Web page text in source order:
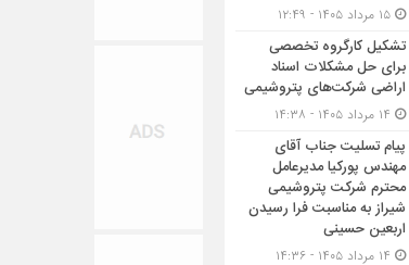
تشکیل کارگروه تخصصی
برای حل مشکلات اسناد
اراضی شرکت‌های پتروشیمی
پیام تسلیت جناب آقای
مهندس پوركیا مدیرعامل
محترم شركت پتروشیمی
شیراز به مناسبت فرا رسیدن
اربعین حسینی